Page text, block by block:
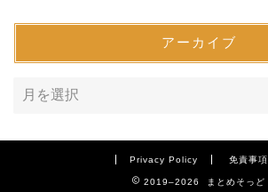
アーカイブ
Privacy Policy 免責事項
2019–2026 まとめそっど